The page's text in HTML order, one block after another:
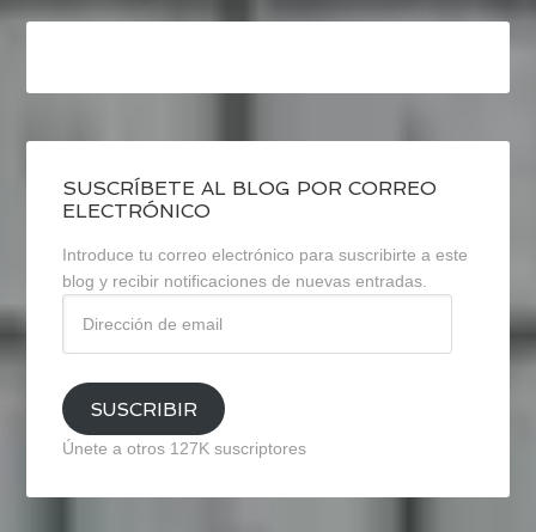
SUSCRÍBETE AL BLOG POR CORREO
ELECTRÓNICO
Introduce tu correo electrónico para suscribirte a este
blog y recibir notificaciones de nuevas entradas.
email
SUSCRIBIR
Únete a otros 127K suscriptores